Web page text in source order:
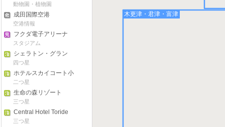
動物園・植物園
成田国際空港
空港情報
フクダ電子アリーナ
スタジアム
シェラトン・グラン
デ・トーキョーベイホ
テル
四つ星
ホテルスカイコート小
岩
二つ星
生命の森リゾート
三つ星
Central Hotel Toride
三つ星
木更津・君津・富津